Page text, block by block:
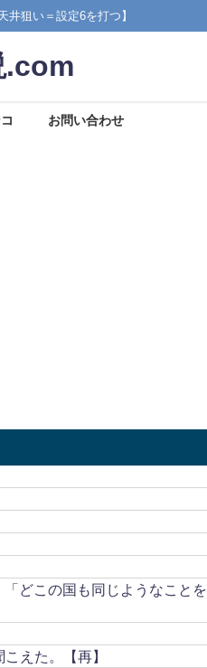
狙い＝設定6を打つ】
.com
お問い合わせ
どこの国も同じようなことを
えた。【再】